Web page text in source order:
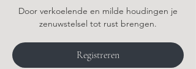
Door verkoelende en milde houdingen je
zenuwstelsel tot rust brengen.
Registreren